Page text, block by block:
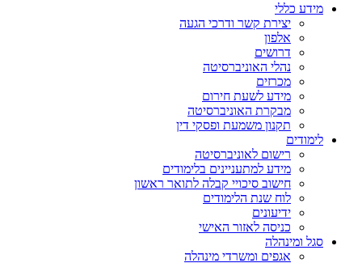
מידע כללי
יצירת קשר ודרכי הגעה
אלפון
דרושים
נהלי האוניברסיטה
מכרזים
מידע לשעת חירום
מבקרת האוניברסיטה
תקנון משמעת ופסקי דין
לימודים
רישום לאוניברסיטה
מידע למתעניינים בלימודים
חישוב סיכויי קבלה לתואר ראשון
לוח שנת הלימודים
ידיעונים
כניסה לאזור האישי
סגל ומינהלה
אגפים ומשרדי מינהלה